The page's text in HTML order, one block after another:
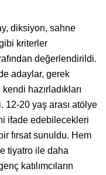
diksiyon, sahne
kriterler
değerlendirildi.
adaylar, gerek
hazırladıkları
12-20 yaş arası atölye
ifade edebilecekleri
fırsat sunuldu. Hem
tiyatro ile daha
katılımcıların